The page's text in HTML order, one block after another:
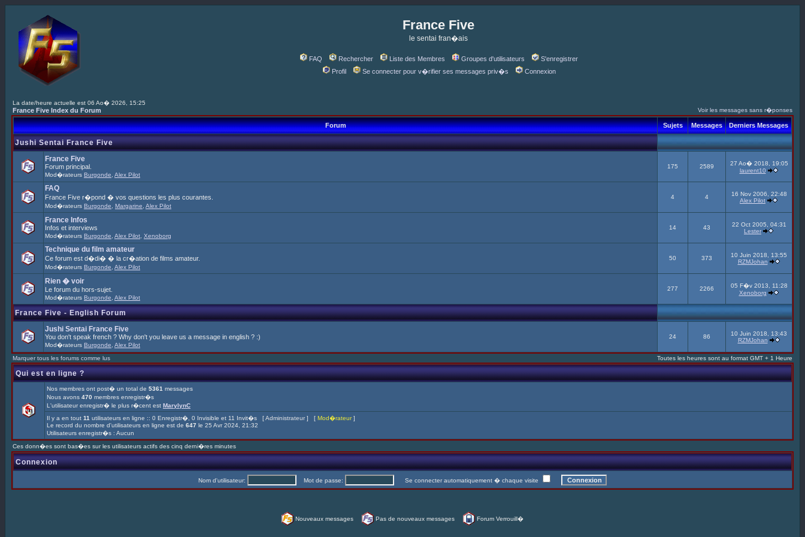
France Five
le sentai fran�ais
FAQ Rechercher Liste des Membres Groupes d'utilisateurs
S'enregistrer
Profil
Se connecter pour v�rifier ses messages priv�s Connexion
La date/heure actuelle est 06 Ao� 2026, 15:25
France Five Index du Forum Voir les messages sans r�ponses
Forum Sujets Messages Derniers Messages
Jushi Sentai France Five
France Five
Forum principal.
Mod�rateurs Burgonde Alex Pilot
175 2589
27 Ao� 2018, 19:05
laurent10
FAQ
France Five r�pond � vos questions les plus courantes.
Mod�rateurs Burgonde Margarine Alex Pilot
4 4
16 Nov 2006, 22:48
Alex Pilot
France Infos
Infos et interviews
Mod�rateurs Burgonde Alex Pilot Xenoborg
14 43
22 Oct 2005, 04:31
Lester
Technique du film amateur
Ce forum est d�di� � la cr�ation de films amateur.
Mod�rateurs Burgonde Alex Pilot
50 373
10 Juin 2018, 13:55
RZMJohan
Rien � voir
Le forum du hors-sujet.
Mod�rateurs Burgonde Alex Pilot
277 2266
05 F�v 2013, 11:28
Xenoborg
France Five - English Forum
Jushi Sentai France Five
You don't speak french ? Why don't you leave us a message in english ? :)
Mod�rateurs Burgonde Alex Pilot
24 86
10 Juin 2018, 13:43
RZMJohan
Marquer tous les forums comme lus Toutes les heures sont au format GMT + 1 Heure
Qui est en ligne ?
Nos membres ont post� un total de 5361 messages
Nous avons 470 membres enregistr�s
L'utilisateur enregistr� le plus r�cent est MarylynC
Il y a en tout 11 utilisateurs en ligne :: 0 Enregistr�, 0 Invisible et 11 Invit�s [Administrateur] [ Mod�rateur]
Le record du nombre d'utilisateurs en ligne est de 647 le 25 Avr 2024, 21:32
Utilisateurs enregistr�s : Aucun
Ces donn�es sont bas�es sur les utilisateurs actifs des cinq derni�res minutes
Connexion
Nom d'utilisateur: Mot de passe: Se connecter automatiquement � chaque visite
Nouveaux messages Pas de nouveaux messages Forum Verrouill�